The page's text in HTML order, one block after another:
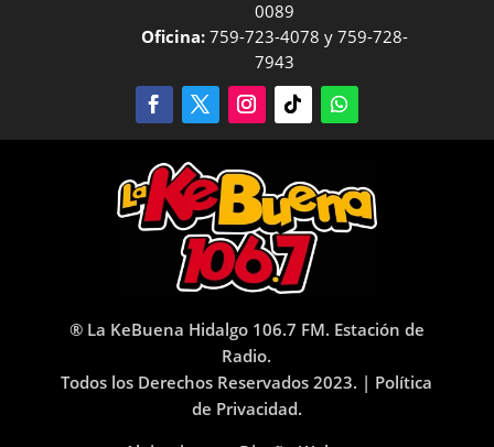
0089
Oficina:759-723-4078 y 759-728-
7943
® La KeBuena Hidalgo 106.7 FM. Estación de
Radio.
Todos los Derechos Reservados 2023. | Política
de Privacidad.